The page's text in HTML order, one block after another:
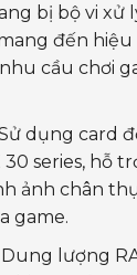
bị bộ vi xử
đến
cầu chơi
dụng card
series, hỗ
ảnh chân
game.
lượng